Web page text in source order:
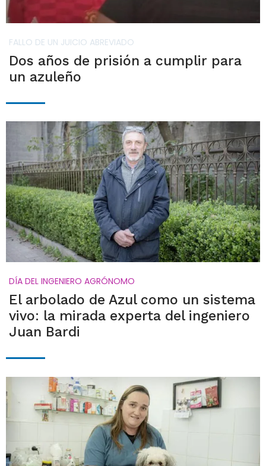
FALLO DE UN JUICIO ABREVIADO
Dos años de prisión a cumplir para
un azuleño
DÍA DEL INGENIERO AGRÓNOMO
El arbolado de Azul como un sistema
vivo: la mirada experta del ingeniero
Juan Bardi